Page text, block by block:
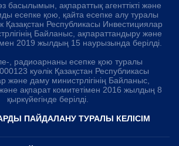
басылымын, ақпараттық агенттікті және
есепке қою, қайта есепке алу туралы
Қазақстан Республикасы Инвестициялар
Байланыс, ақпараттандыру және
2019 жылдың 15 наурызында берілді.
, радиоарнаны есепке қою туралы
куәлік Қазақстан Республикасы
және даму министрлігінің Байланыс,
ақпарат комитетімен 2016 жылдың 8
қыркүйегінде берілді.
ПАЙДАЛАНУ ТУРАЛЫ КЕЛІСІМ